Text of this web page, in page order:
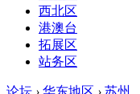
西北区
港澳台
拓展区
站务区
论坛 › 华东地区 › 苏州